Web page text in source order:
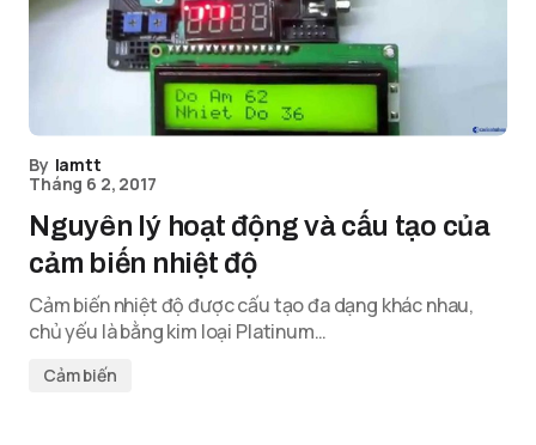
By lamtt
Tháng 6 2, 2017
Nguyên lý hoạt động và cấu tạo của
cảm biến nhiệt độ
Cảm biến nhiệt độ được cấu tạo đa dạng khác nhau,
chủ yếu là bằng kim loại Platinum…
Cảm biến